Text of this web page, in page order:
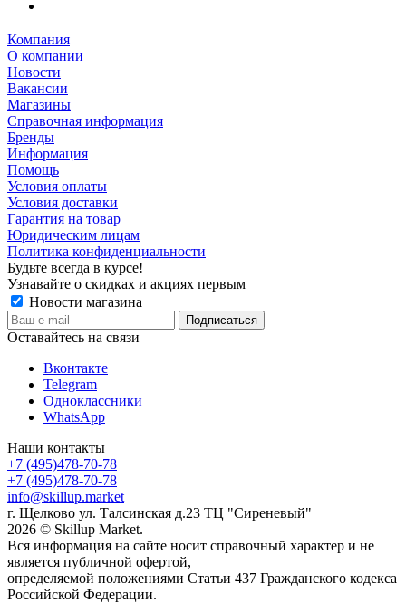
Компания
О компании
Новости
Вакансии
Магазины
Справочная информация
Бренды
Информация
Помощь
Условия оплаты
Условия доставки
Гарантия на товар
Юридическим лицам
Политика конфиденциальности
Будьте всегда в курсе!
Узнавайте о скидках и акциях первым
Новости магазина
Оставайтесь на связи
Вконтакте
Telegram
Одноклассники
WhatsApp
Наши контакты
+7 (495)478-70-78
+7 (495)478-70-78
info@skillup.market
г. Щелково ул. Талсинская д.23 ТЦ "Сиреневый"
2026 © Skillup Market.
Вся информация на сайте носит справочный характер и не
является публичной офертой,
определяемой положениями Статьи 437 Гражданского кодекса
Российской Федерации.